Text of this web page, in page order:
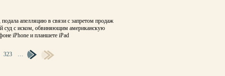
апелляцию в связи с запретом продаж
суд с иском, обвиняющим американскую
iPhone и планшете iPad
323 …